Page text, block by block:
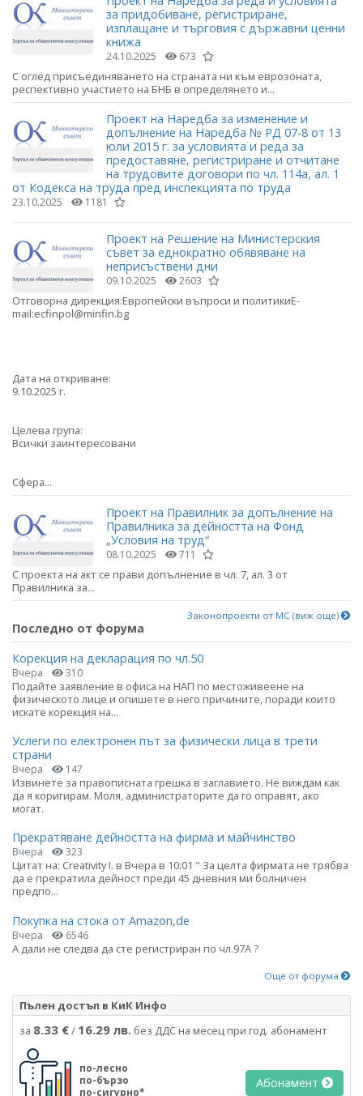
за придобиване, регистриране,
изплащане и търговия с държавни ценни
книжа
24.10.2025 673
С оглед присъединяването на страната ни към еврозоната,
респективно участието на БНБ в определянето и...
Проект на Наредба за изменение и
допълнение на Наредба № РД 07-8 от 13
юли 2015 г. за условията и реда за
предоставяне, регистриране и отчитане
на трудовите договори по чл. 114а, ал. 1
от Кодекса на труда пред инспекцията по труда
23.10.2025 1181
Проект на Решение на Министерския
съвет за еднократно обявяване на
неприсъствени дни
09.10.2025 2603
Отговорна дирекция:Европейски въпроси и политикиE-
mail:ecfinpol@minfin.bg
Дата на откриване:
9.10.2025 г.
Целева група:
Всички заинтересовани
Сфера...
Проект на Правилник за допълнение на
Правилника за дейността на Фонд
„Условия на труд“
08.10.2025 711
С проекта на акт се прави допълнение в чл. 7, ал. 3 от
Правилника за...
Законопроекти от МС (виж още)
Последно от форума
Корекция на декларация по чл.50
Вчера 310
Подайте заявление в офиса на НАП по местоживеене на
физическото лице и опишете в него причините, поради които
искате корекция на...
Услеги по електронен път за физически лица в трети
страни
Вчера 147
Извинете за правописната грешка в заглавието. Не виждам как
да я коригирам. Моля, администраторите да го оправят, ако
могат.
Прекратяване дейността на фирма и майчинство
Вчера 323
Цитат на: Creativity I. в Вчера в 10:01 " За целта фирмата не трябва
да е прекратила дейност преди 45 дневния ми болничен
предпо...
Покупка на стока от Amazon,de
Вчера 6546
А дали не следва да сте регистриран по чл.97А ?
Още от форума
Пълен достъп в КиК Инфо
за 8.33 €/ 16.29 лв. без ДДС на месец при год. абонамент
по-лесно
по-бързо
по-сигурно*
Абонамент